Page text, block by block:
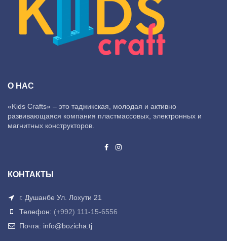
О НАС
«Kids Crafts» – это таджикская, молодая и активно
развивающаяся компания пластмассовых, электронных и
магнитных конструкторов.
КОНТАКТЫ
г. Душанбе Ул. Лохути 21
Телефон: (+992) 111-15-6556
Почта: info@bozicha.tj